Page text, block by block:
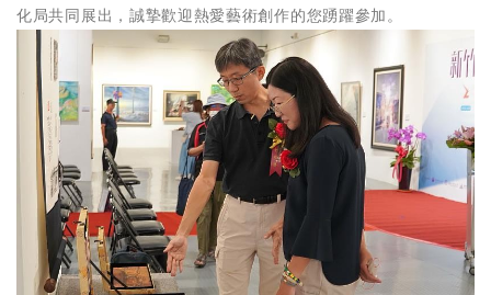
化局共同展出，誠摯歡迎熱愛藝術創作的您踴躍參加。